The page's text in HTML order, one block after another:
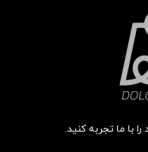
با ما تجربه کنید.